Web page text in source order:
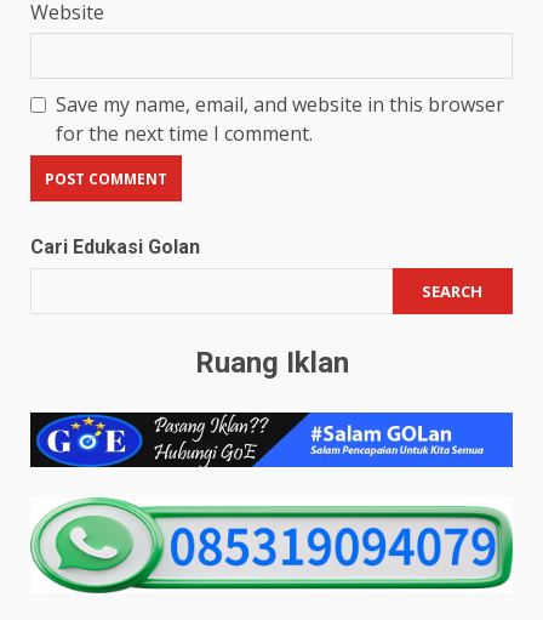
Website
Save my name, email, and website in this browser
for the next time I comment.
Cari Edukasi Golan
SEARCH
Ruang Iklan